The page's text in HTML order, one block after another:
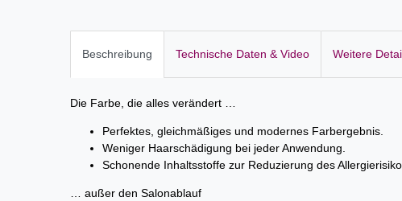
Beschreibung Technische Daten & Video Weitere
Die Farbe, die alles verändert …
Perfektes, gleichmäßiges und modernes Farbergebnis.
Weniger Haarschädigung bei jeder Anwendung.
Schonende Inhaltsstoffe zur Reduzierung des
… außer den Salonablauf